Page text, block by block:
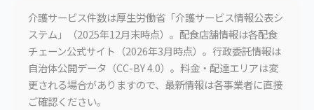
介護サービス件数は厚生労働省「介護サービス情報公表シ
ステム」（2025年12月末時点）。配食店舗情報は各配食
チェーン公式サイト（2026年3月時点）。行政委託情報は
自治体公開データ（CC-BY 4.0）。料金・配達エリアは変
更される場合がありますので、最新情報は各事業者に直接
ご確認ください。